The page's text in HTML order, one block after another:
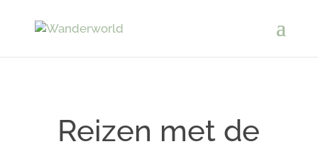
Reizen met de